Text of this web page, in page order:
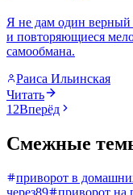
Я не дам один верный
и повторяющиеся
самообмана.
Раиса Ильинская
Читать
1 2Вперёд
Смежные
приворот в
через89 приворот на